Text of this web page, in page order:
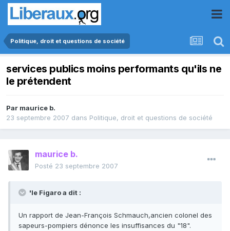
Politique, droit et questions de société
services publics moins performants qu'ils ne
le prétendent
Par maurice b.
23 septembre 2007 dans Politique, droit et questions de société
maurice b.
Posté 23 septembre 2007
'le Figaro a dit :
Un rapport de Jean-François Schmauch,ancien colonel des
sapeurs-pompiers dénonce les insuffisances du "18".